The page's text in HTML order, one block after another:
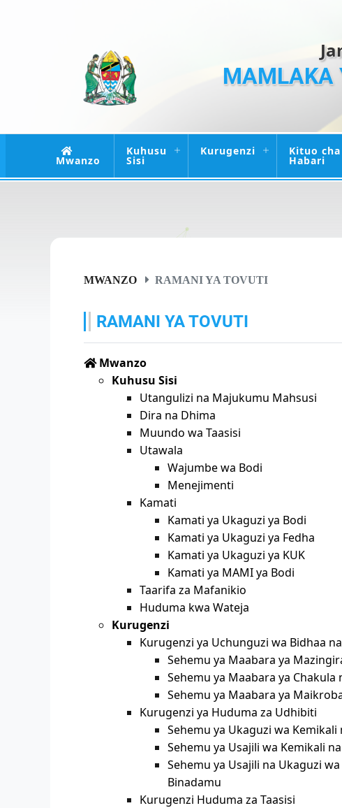
MAMLAKA
Mwanzo
Kuhusu
Sisi
Kurugenzi Kituo cha
Habari
MWANZO RAMANI YA TOVUTI
RAMANI YA TOVUTI
Mwanzo
Kuhusu Sisi
Utangulizi na Majukumu Mahsusi
Dira na Dhima
Muundo wa Taasisi
Utawala
Wajumbe wa Bodi
Menejimenti
Kamati
Kamati ya Ukaguzi ya Bodi
Kamati ya Ukaguzi ya Fedha
Kamati ya Ukaguzi ya KUK
Kamati ya MAMI ya Bodi
Taarifa za Mafanikio
Huduma kwa Wateja
Kurugenzi
Kurugenzi ya Uchunguzi wa Bidhaa
Sehemu ya Maabara ya
Sehemu ya Maabara ya Chakula
Sehemu ya Maabara ya
Kurugenzi ya Huduma za Udhibiti
Sehemu ya Ukaguzi wa Kemikali
Sehemu ya Usajili wa Kemikali
Sehemu ya Usajili na Ukaguzi
Binadamu
Kurugenzi Huduma za Taasisi